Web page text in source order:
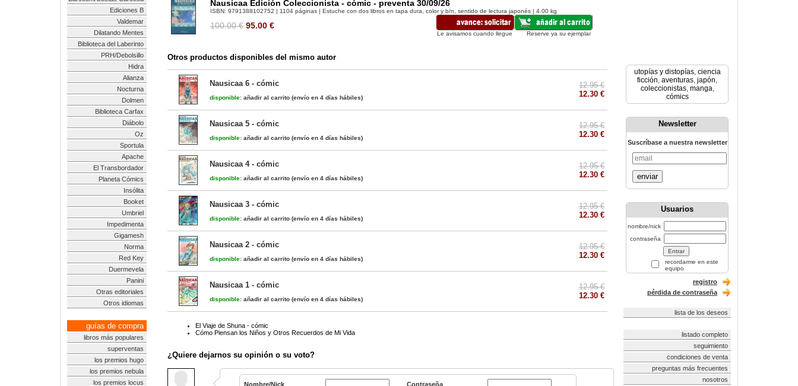
Ediciones B
Valdemar
Dilatando Mentes
Biblioteca del Laberinto
PRH/Debolsillo
Hidra
Alianza
Nocturna
Dolmen
Biblioteca Carfax
Diábolo
Oz
Sportula
Apache
El Transbordador
Planeta Cómics
Insólita
Booket
Umbriel
Impedimenta
Gigamesh
Norma
Red Key
Duermevela
Panini
Otras editoriales
Otros idiomas
guías de compra
libros más populares
superventas
los premios hugo
los premios nebula
los premios locus
Nausicaa Edición Coleccionista - cómic - preventa 30/09/26
ISBN: 9791388102752 | 1104 páginas | Estuche con dos libros en tapa dura, color y b/n, sentido de lectura japonés | 4.00 kg
100.00 € 95.00 €
Reserve ya su ejemplar
Le avisamos cuando llegue
Otros productos disponibles del mismo autor
Nausicaa 6 - cómic
disponible: añadir al carrito (envío en 4 días hábiles)
12.95 €
12.30 €
Nausicaa 5 - cómic
disponible: añadir al carrito (envío en 4 días hábiles)
12.95 €
12.30 €
Nausicaa 4 - cómic
disponible: añadir al carrito (envío en 4 días hábiles)
12.95 €
12.30 €
Nausicaa 3 - cómic
disponible: añadir al carrito (envío en 4 días hábiles)
12.95 €
12.30 €
Nausicaa 2 - cómic
disponible: añadir al carrito (envío en 4 días hábiles)
12.95 €
12.30 €
Nausicaa 1 - cómic
disponible: añadir al carrito (envío en 4 días hábiles)
12.95 €
12.30 €
El Viaje de Shuna - cómic
Cómo Piensan los Niños y Otros Recuerdos de Mi Vida
¿Quiere dejarnos su opinión o su voto?
Nombre/Nick Contraseña
utopías y distopías, ciencia
ficción, aventuras, japón,
coleccionistas, manga,
cómics
Newsletter
Suscríbase a nuestra newsletter
enviar
Usuarios
nombre/nick
contraseña
recordarme en este
equipo
registro
pérdida de contraseña
lista de los deseos
listado completo
seguimiento
condiciones de venta
preguntas más frecuentes
nosotros